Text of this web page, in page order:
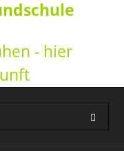
- hier